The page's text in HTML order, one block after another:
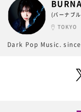
(バーナブ
TOKYO
Dark Pop Music.